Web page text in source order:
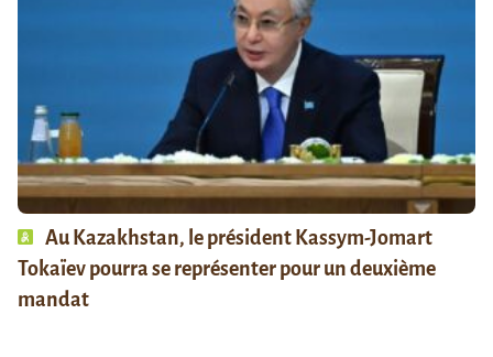
Au Kazakhstan, le président Kassym-Jomart
Tokaïev pourra se représenter pour un deuxième
mandat